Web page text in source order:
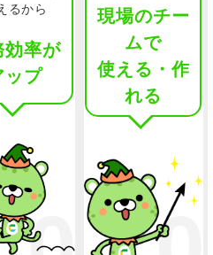
るから
効率が
ップ
現場のチー
ムで
使える・作
れる